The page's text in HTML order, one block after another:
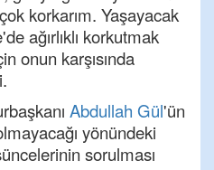
korkarım. Yaşayacak
ağırlıklı korkutmak
onun karşısında
Abdullah Gül'ün
yönündeki
sorulması